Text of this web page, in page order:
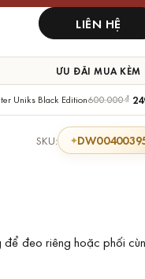
LIÊN HỆ
ƯU ĐÃI MUA KÈM
Uniks Black Edition600.000₫
SKU:
đeo riêng hoặc phối